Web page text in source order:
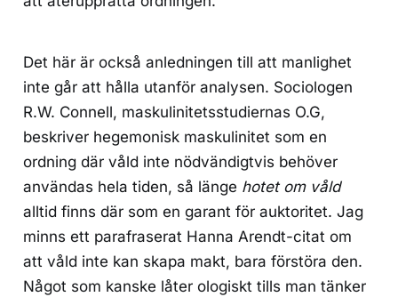
Det här är också anledningen till att manlighet
inte går att hålla utanför analysen. Sociologen
R.W. Connell, maskulinitetsstudiernas O.G,
beskriver hegemonisk maskulinitet som en
ordning där våld inte nödvändigtvis behöver
användas hela tiden, så länge hotet om våld
alltid finns där som en garant för auktoritet. Jag
minns ett parafraserat Hanna Arendt-citat om
att våld inte kan skapa makt, bara förstöra den.
Något som kanske låter ologiskt tills man tänker